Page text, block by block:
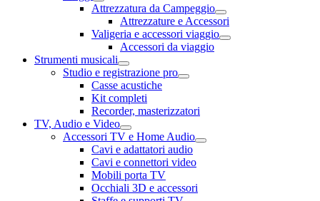
Attrezzatura da Campeggio
Attrezzature e Accessori
Valigeria e accessori viaggio
Accessori da viaggio
Strumenti musicali
Studio e registrazione pro
Casse acustiche
Kit completi
Recorder, masterizzatori
TV, Audio e Video
Accessori TV e Home Audio
Cavi e adattatori audio
Cavi e connettori video
Mobili porta TV
Occhiali 3D e accessori